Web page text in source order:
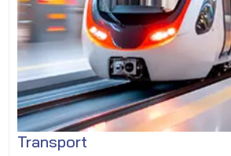
Transport